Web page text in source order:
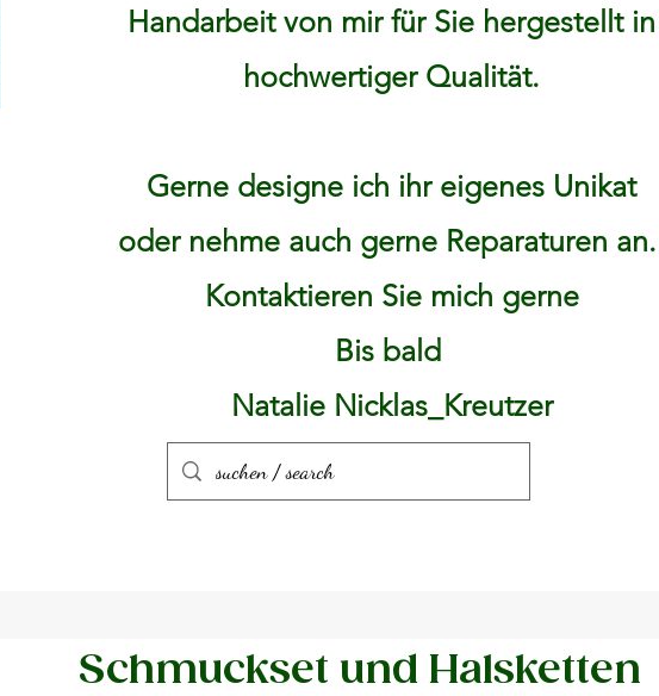
Handarbeit von mir für Sie hergestellt in
hochwertiger Qualität.
Gerne designe ich ihr eigenes Unikat
oder nehme auch gerne Reparaturen an.
Kontaktieren Sie mich gerne
Bis bald
Natalie Nicklas_Kreutzer
Schmuckset und Halsketten